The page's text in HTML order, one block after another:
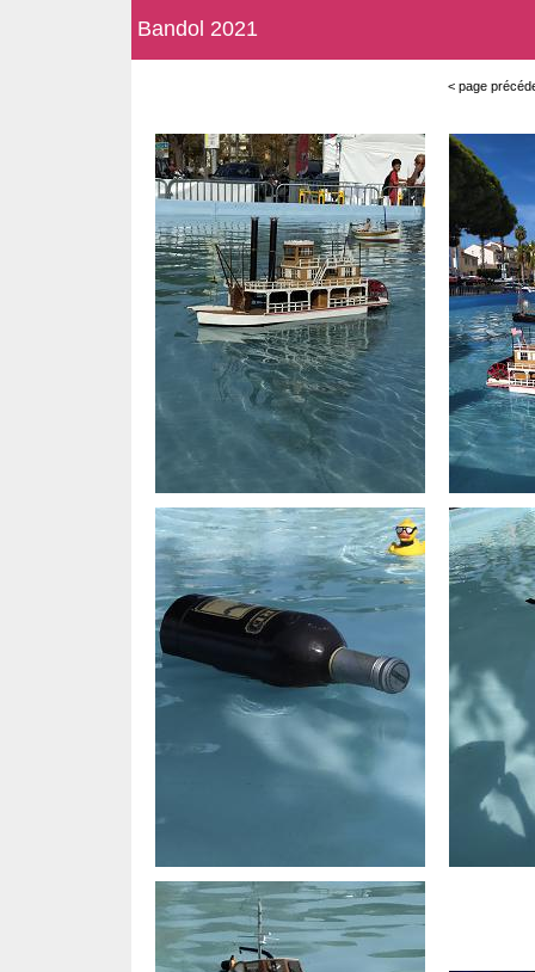
Bandol 2021
< page